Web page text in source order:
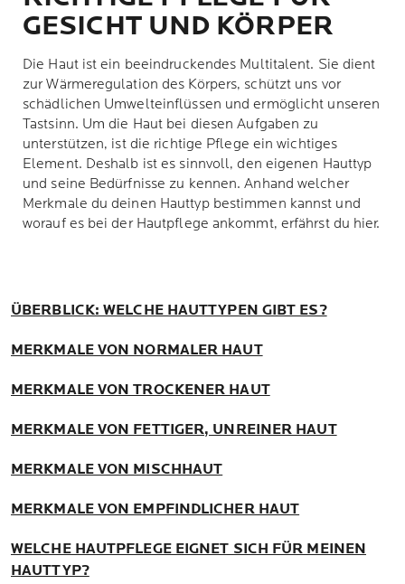
GESICHT UND KÖRPER
Die Haut ist ein beeindruckendes Multitalent. Sie dient
zur Wärmeregulation des Körpers, schützt uns vor
schädlichen Umwelteinflüssen und ermöglicht unseren
Tastsinn. Um die Haut bei diesen Aufgaben zu
unterstützen, ist die richtige Pflege ein wichtiges
Element. Deshalb ist es sinnvoll, den eigenen Hauttyp
und seine Bedürfnisse zu kennen. Anhand welcher
Merkmale du deinen Hauttyp bestimmen kannst und
worauf es bei der Hautpflege ankommt, erfährst du hier.
ÜBERBLICK: WELCHE HAUTTYPEN GIBT ES?
MERKMALE VON NORMALER HAUT
MERKMALE VON TROCKENER HAUT
MERKMALE VON FETTIGER, UNREINER HAUT
MERKMALE VON MISCHHAUT
MERKMALE VON EMPFINDLICHER HAUT
WELCHE HAUTPFLEGE EIGNET SICH FÜR MEINEN
HAUTTYP?